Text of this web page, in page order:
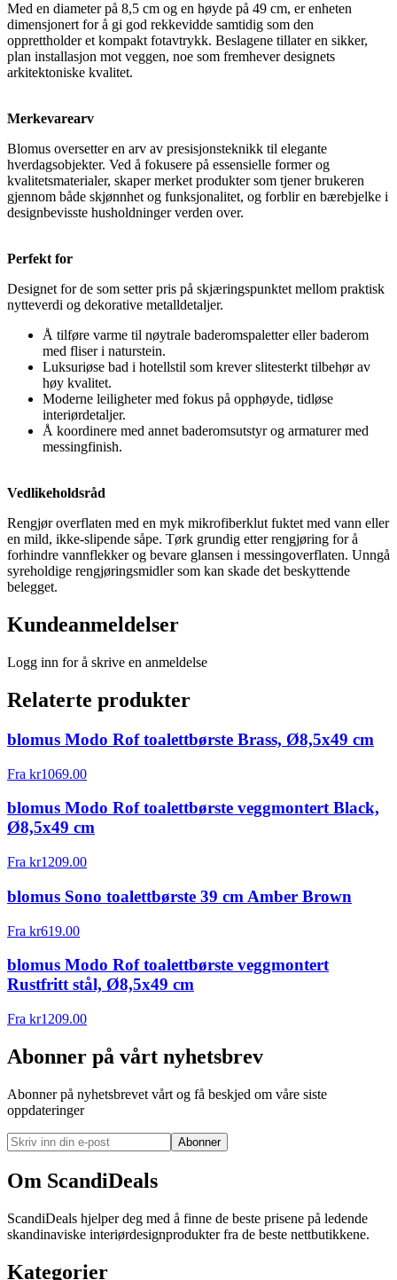
Med en diameter på 8,5 cm og en høyde på 49 cm, er enheten
dimensjonert for å gi god rekkevidde samtidig som den
opprettholder et kompakt fotavtrykk. Beslagene tillater en sikker,
plan installasjon mot veggen, noe som fremhever designets
arkitektoniske kvalitet.
Merkevarearv
Blomus oversetter en arv av presisjonsteknikk til elegante
hverdagsobjekter. Ved å fokusere på essensielle former og
kvalitetsmaterialer, skaper merket produkter som tjener brukeren
gjennom både skjønnhet og funksjonalitet, og forblir en bærebjelke i
designbevisste husholdninger verden over.
Perfekt for
Designet for de som setter pris på skjæringspunktet mellom praktisk
nytteverdi og dekorative metalldetaljer.
Å tilføre varme til nøytrale baderomspaletter eller baderom
med fliser i naturstein.
Luksuriøse bad i hotellstil som krever slitesterkt tilbehør av
høy kvalitet.
Moderne leiligheter med fokus på opphøyde, tidløse
interiørdetaljer.
Å koordinere med annet baderomsutstyr og armaturer med
messingfinish.
Vedlikeholdsråd
Rengjør overflaten med en myk mikrofiberklut fuktet med vann eller
en mild, ikke-slipende såpe. Tørk grundig etter rengjøring for å
forhindre vannflekker og bevare glansen i messingoverflaten. Unngå
syreholdige rengjøringsmidler som kan skade det beskyttende
belegget.
Kundeanmeldelser
Logg inn for å skrive en anmeldelse
Relaterte produkter
blomus Modo Rof toalettbørste Brass, Ø8,5x49 cm
Fra kr1069.00
blomus Modo Rof toalettbørste veggmontert Black,
Ø8,5x49 cm
Fra kr1209.00
blomus Sono toalettbørste 39 cm Amber Brown
Fra kr619.00
blomus Modo Rof toalettbørste veggmontert
Rustfritt stål, Ø8,5x49 cm
Fra kr1209.00
Abonner på vårt nyhetsbrev
Abonner på nyhetsbrevet vårt og få beskjed om våre siste
oppdateringer
Abonner
Om ScandiDeals
ScandiDeals hjelper deg med å finne de beste prisene på ledende
skandinaviske interiørdesignprodukter fra de beste nettbutikkene.
Kategorier